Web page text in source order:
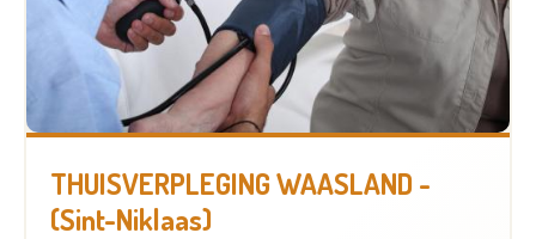
THUISVERPLEGING WAASLAND -
(Sint-Niklaas)